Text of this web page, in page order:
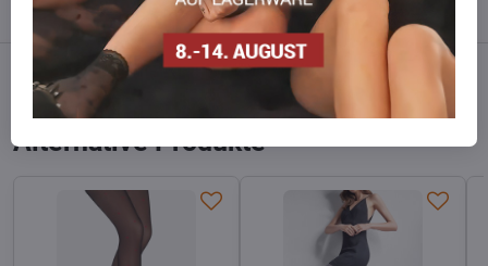
Diskussion 0
Facebook Reddit WhatsApp
Alternative Produkte